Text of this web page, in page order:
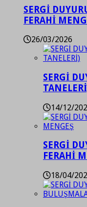
SERGİ
FERAHİ
26/03/2026
SERGİ
14/12/
SERGİ
FERAHİ
18/04/